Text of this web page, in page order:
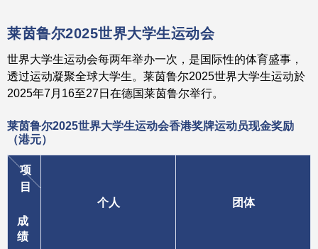
莱茵鲁尔2025世界大学生运动会
世界大学生运动会每两年举办一次，是国际性的体育盛事，
透过运动凝聚全球大学生。莱茵鲁尔2025世界大学生运动於
2025年7月16至27日在德国莱茵鲁尔举行。
莱茵鲁尔2025世界大学生运动会香港奖牌运动员现金奖励
（港元）
项
目
成
绩
个人 团体